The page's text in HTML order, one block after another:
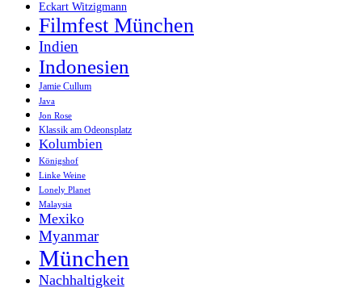
Eckart Witzigmann
Filmfest München
Indien
Indonesien
Jamie Cullum
Java
Jon Rose
Klassik am Odeonsplatz
Kolumbien
Königshof
Linke Weine
Lonely Planet
Malaysia
Mexiko
Myanmar
München
Nachhaltigkeit